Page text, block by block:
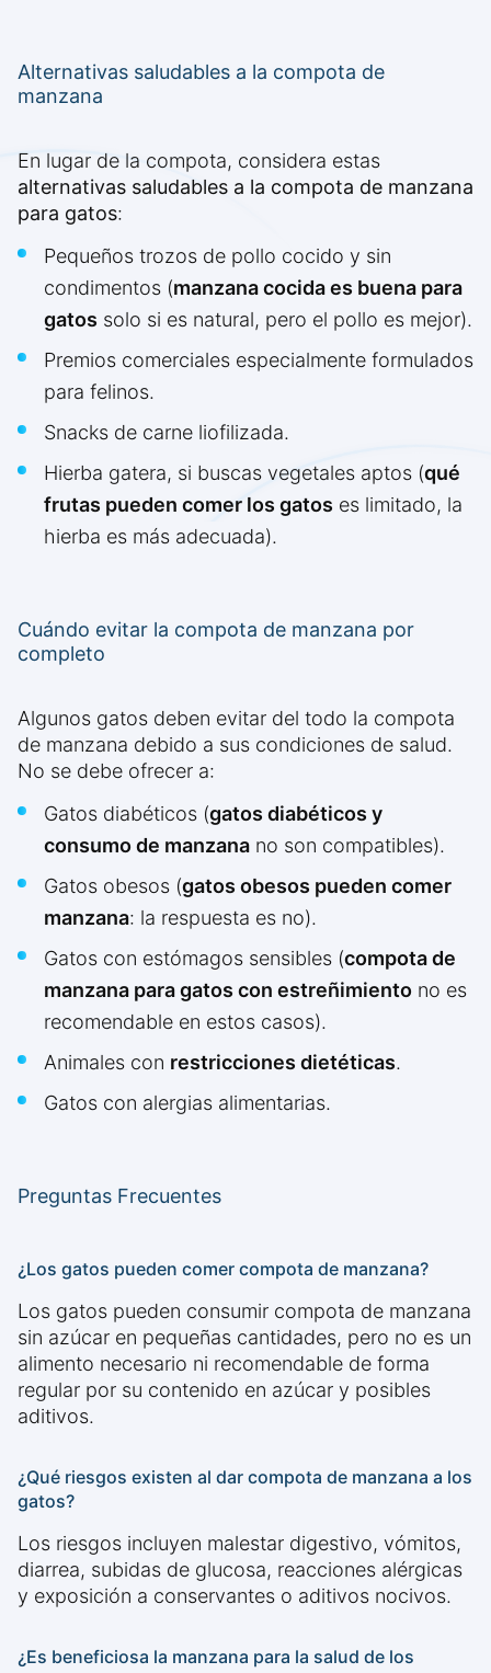
Alternativas saludables a la compota de
manzana
En lugar de la compota, considera estas
alternativas saludables a la compota de manzana
para gatos:
Pequeños trozos de pollo cocido y sin
condimentos (manzana cocida es buena para
gatos solo si es natural, pero el pollo es mejor).
Premios comerciales especialmente formulados
para felinos.
Snacks de carne liofilizada.
Hierba gatera, si buscas vegetales aptos (qué
frutas pueden comer los gatos es limitado, la
hierba es más adecuada).
Cuándo evitar la compota de manzana por
completo
Algunos gatos deben evitar del todo la compota
de manzana debido a sus condiciones de salud.
No se debe ofrecer a:
Gatos diabéticos (gatos diabéticos y
consumo de manzana no son compatibles).
Gatos obesos (gatos obesos pueden comer
manzana: la respuesta es no).
Gatos con estómagos sensibles (compota de
manzana para gatos con estreñimiento no es
recomendable en estos casos).
Animales con restricciones dietéticas.
Gatos con alergias alimentarias.
Preguntas Frecuentes
¿Los gatos pueden comer compota de manzana?
Los gatos pueden consumir compota de manzana
sin azúcar en pequeñas cantidades, pero no es un
alimento necesario ni recomendable de forma
regular por su contenido en azúcar y posibles
aditivos.
¿Qué riesgos existen al dar compota de manzana a los
gatos?
Los riesgos incluyen malestar digestivo, vómitos,
diarrea, subidas de glucosa, reacciones alérgicas
y exposición a conservantes o aditivos nocivos.
¿Es beneficiosa la manzana para la salud de los